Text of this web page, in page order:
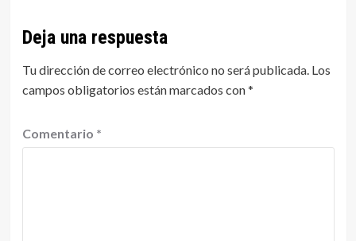
Deja una respuesta
Tu dirección de correo electrónico no será publicada. Los
campos obligatorios están marcados con*
Comentario *